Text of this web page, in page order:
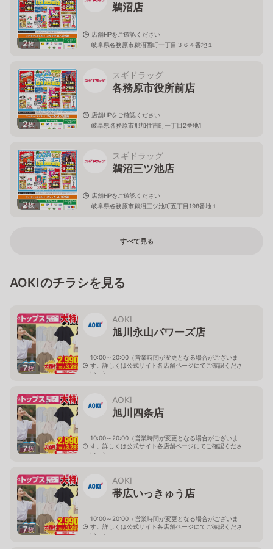
2枚
鵜沼店
店舗HPをご確認ください
岐阜県各務原市鵜沼西町一丁目３６４番地１
2枚
スギドラッグ
各務原市役所前店
店舗HPをご確認ください
岐阜県各務原市那加住吉町一丁目2番地1
2枚
スギドラッグ
鵜沼三ツ池店
店舗HPをご確認ください
岐阜県各務原市鵜沼三ツ池町五丁目198番地１
すべて見る
AOKIのチラシを見る
7枚
AOKI
旭川永山パワーズ店
10:00～20:00（営業時間が変更となる場合がございま
す。詳しくは公式サイト各店舗ページにてご確認くださ
い。）
7枚
AOKI
旭川四条店
10:00～20:00（営業時間が変更となる場合がございま
す。詳しくは公式サイト各店舗ページにてご確認くださ
い。）
7枚
AOKI
帯広いっきゅう店
10:00～20:00（営業時間が変更となる場合がございま
す。詳しくは公式サイト各店舗ページにてご確認くださ
い。）